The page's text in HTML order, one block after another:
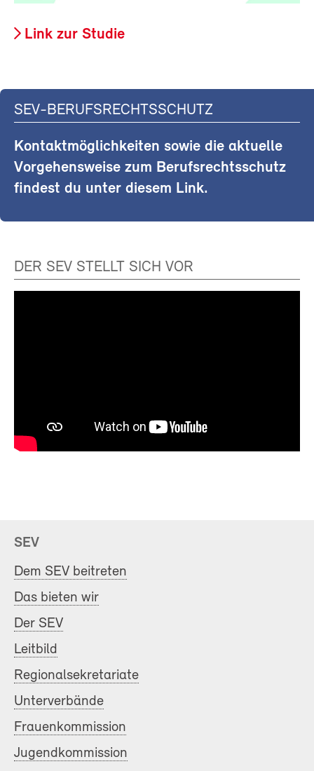
Link zur Studie
SEV-BERUFSRECHTSSCHUTZ
Kontaktmöglichkeiten sowie die aktuelle
Vorgehensweise zum Berufsrechtsschutz
findest du unter diesem Link.
DER SEV STELLT SICH VOR
SEV
Dem SEV beitreten
Das bieten wir
Der SEV
Leitbild
Regionalsekretariate
Unterverbände
Frauenkommission
Jugendkommission